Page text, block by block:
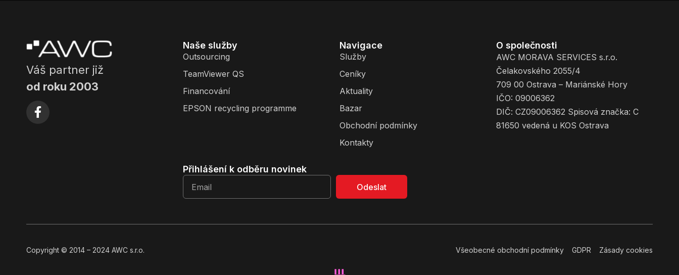
Váš partner již
od roku 2003
Naše služby
Outsourcing
TeamViewer QS
Financování
EPSON recycling programme
Navigace
Služby
Ceníky
Aktuality
Bazar
Obchodní podmínky
Kontakty
O společnosti
AWC MORAVA SERVICES s.r.o.
Čelakovského 2055/4
709 00 Ostrava – Mariánské Hory
IČO: 09006362
DIČ: CZ09006362 Spisová značka: C
81650 vedená u KOS Ostrava
Přihlášení k odběru novinek
Odeslat
Copyright © 2014 – 2024 AWC s.r.o. Všeobecné obchodní podmínky GDPR Zásady cookies